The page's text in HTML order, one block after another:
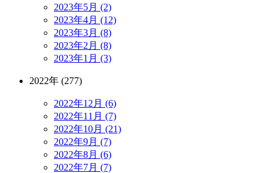
2023年5月 (2)
2023年4月 (12)
2023年3月 (8)
2023年2月 (8)
2023年1月 (3)
2022年 (277)
2022年12月 (6)
2022年11月 (7)
2022年10月 (21)
2022年9月 (7)
2022年8月 (6)
2022年7月 (7)